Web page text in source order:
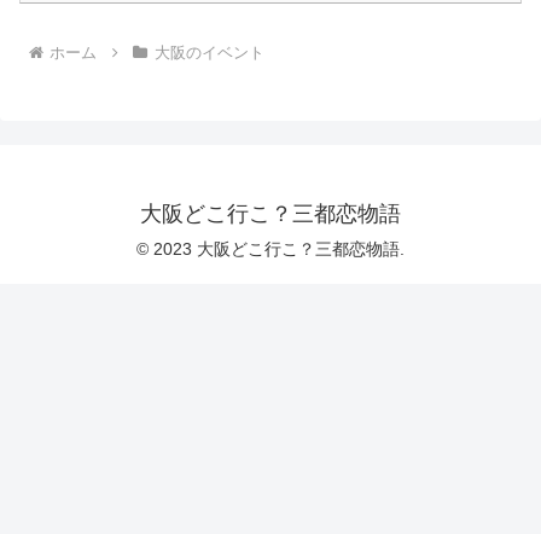
ホーム 大阪のイベント
大阪どこ行こ？三都恋物語
© 2023 大阪どこ行こ？三都恋物語.